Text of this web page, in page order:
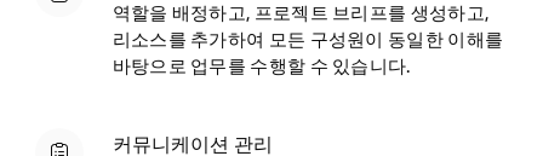
역할을 배정하고, 프로젝트 브리프를 생성하고,
리소스를 추가하여 모든 구성원이 동일한 이해를
바탕으로 업무를 수행할 수 있습니다.
커뮤니케이션 관리